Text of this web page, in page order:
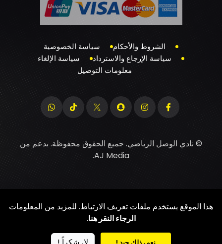
الشروط والأحكام
سياسة الخصوصية
سياسة الإرجاع والاسترداد
سياسة الإلغاء
معلومات التوصيل
© نادي الوصل الرياضي. جميع الحقوق محفوظة. بدعم من
AJ Media
.
هذا الموقع يستخدم ملفات تعريف الارتباط. للمزيد من المعلومات
الرجاء النقر هنا.